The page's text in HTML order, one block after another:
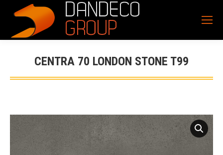
CENTRA 70 LONDON STONE T99